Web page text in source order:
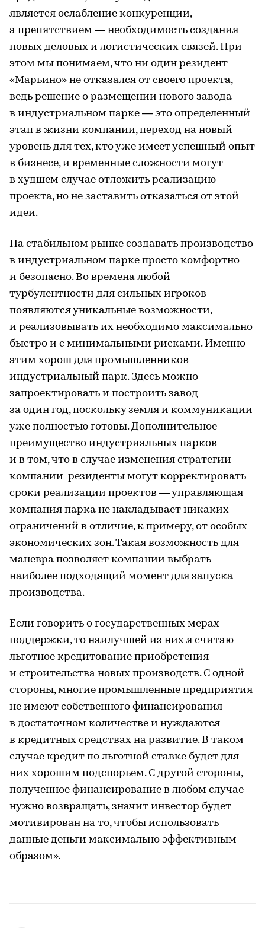
является ослабление конкуренции,
а препятствием — необходимость создания
новых деловых и логистических связей. При
этом мы понимаем, что ни один резидент
«Марьино» не отказался от своего проекта,
ведь решение о размещении нового завода
в индустриальном парке — это определенный
этап в жизни компании, переход на новый
уровень для тех, кто уже имеет успешный опыт
в бизнесе, и временные сложности могут
в худшем случае отложить реализацию
проекта, но не заставить отказаться от этой
идеи.
На стабильном рынке создавать производство
в индустриальном парке просто комфортно
и безопасно. Во времена любой
турбулентности для сильных игроков
появляются уникальные возможности,
и реализовывать их необходимо максимально
быстро и с минимальными рисками. Именно
этим хорош для промышленников
индустриальный парк. Здесь можно
запроектировать и построить завод
за один год, поскольку земля и коммуникации
уже полностью готовы. Дополнительное
преимущество индустриальных парков
и в том, что в случае изменения стратегии
компании-резиденты могут корректировать
сроки реализации проектов — управляющая
компания парка не накладывает никаких
ограничений в отличие, к примеру, от особых
экономических зон. Такая возможность для
маневра позволяет компании выбрать
наиболее подходящий момент для запуска
производства.
Если говорить о государственных мерах
поддержки, то наилучшей из них я считаю
льготное кредитование приобретения
и строительства новых производств. С одной
стороны, многие промышленные предприятия
не имеют собственного финансирования
в достаточном количестве и нуждаются
в кредитных средствах на развитие. В таком
случае кредит по льготной ставке будет для
них хорошим подспорьем. С другой стороны,
полученное финансирование в любом случае
нужно возвращать, значит инвестор будет
мотивирован на то, чтобы использовать
данные деньги максимально эффективным
образом».